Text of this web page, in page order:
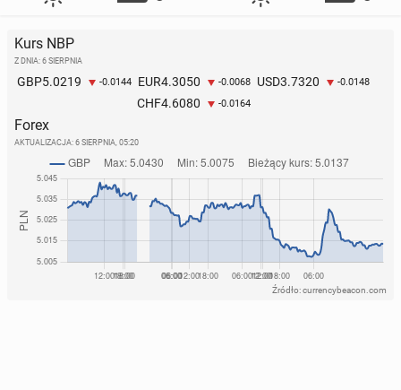
Kurs NBP
Z DNIA: 6 SIERPNIA
GBP5.0219 -0.0144 EUR4.3050 -0.0068 USD3.7320 -0.0148
CHF4.6080 -0.0164
Forex
AKTUALIZACJA: 6 SIERPNIA, 05:20
Źródło: currencybeacon.com